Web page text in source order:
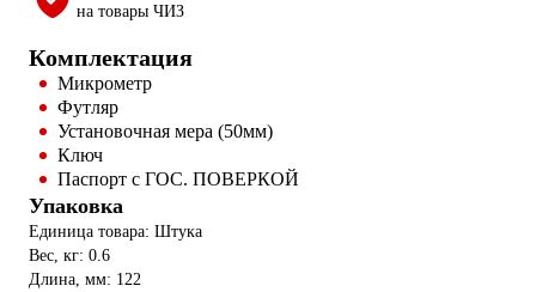
на товары ЧИЗ
Комплектация
Микрометр
Футляр
Установочная мера (50мм)
Ключ
Паспорт с ГОС. ПОВЕРКОЙ
Упаковка
Единица товара: Штука
Вес, кг: 0.6
Длина, мм: 122